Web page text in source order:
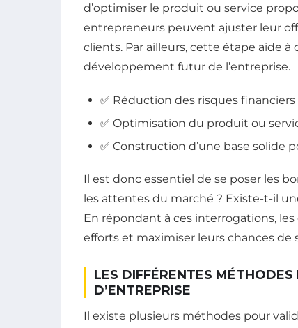
d’optimiser le produit ou service
entrepreneurs peuvent ajuster leur
clients. Par ailleurs, cette étape aide
développement futur de l’entreprise.
✅ Réduction des risques financiers
✅ Optimisation du produit ou
✅ Construction d’une base solide
Il est donc essentiel de se poser les
les attentes du marché ? Existe-t-il
En répondant à ces interrogations,
efforts et maximiser leurs chances de
LES DIFFÉRENTES
D’ENTREPRISE
Il existe plusieurs méthodes pour